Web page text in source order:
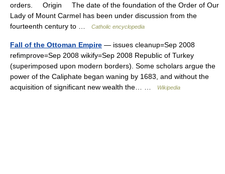
orders. Origin The date of the foundation of the Order of Our
Lady of Mount Carmel has been under discussion from the
fourteenth century to …
Catholic encyclopedia
Fall of the Ottoman Empire — issues cleanup=Sep 2008
refimprove=Sep 2008 wikify=Sep 2008 Republic of Turkey
(superimposed upon modern borders). Some scholars argue the
power of the Caliphate began waning by 1683, and without the
acquisition of significant new wealth the… …
Wikipedia